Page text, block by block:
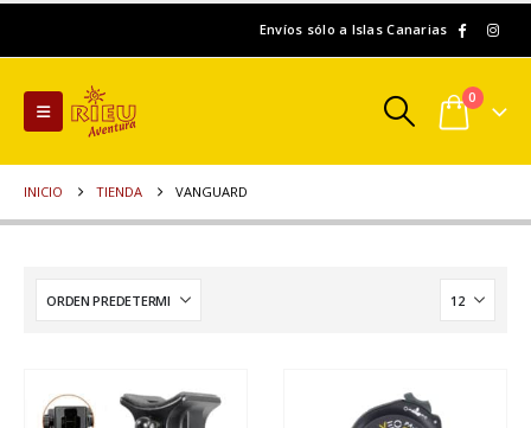
Envíos sólo a Islas Canarias
0
INICIO TIENDA VANGUARD